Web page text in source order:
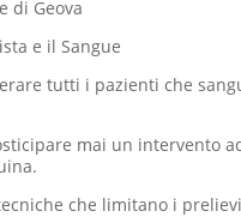
di Geova
e il Sangue
tutti i pazienti che
mai un intervento
che limitano i